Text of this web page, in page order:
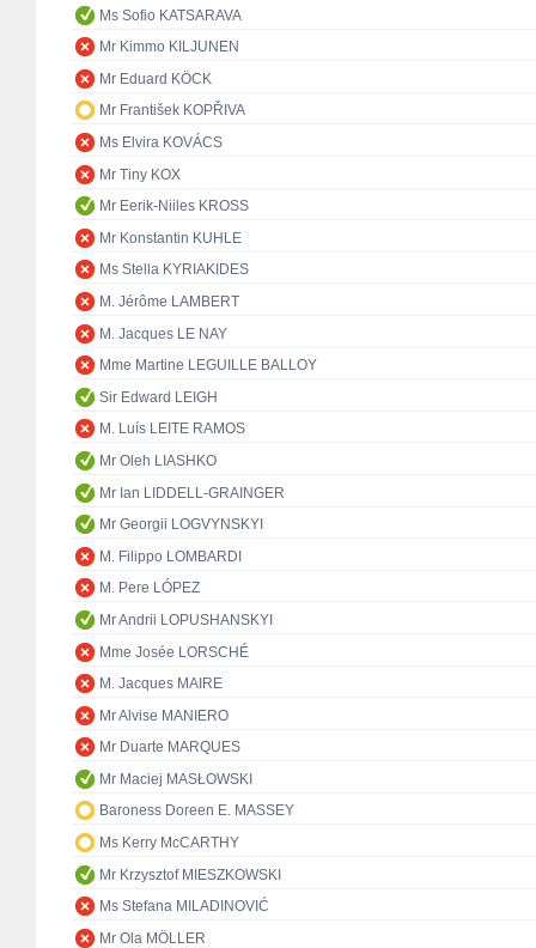
Ms Sofio KATSARAVA
Mr Kimmo KILJUNEN
Mr Eduard KÖCK
Mr František KOPŘIVA
Ms Elvira KOVÁCS
Mr Tiny KOX
Mr Eerik-Niiles KROSS
Mr Konstantin KUHLE
Ms Stella KYRIAKIDES
M. Jérôme LAMBERT
M. Jacques LE NAY
Mme Martine LEGUILLE BALLOY
Sir Edward LEIGH
M. Luís LEITE RAMOS
Mr Oleh LIASHKO
Mr Ian LIDDELL-GRAINGER
Mr Georgii LOGVYNSKYI
M. Filippo LOMBARDI
M. Pere LÓPEZ
Mr Andrii LOPUSHANSKYI
Mme Josée LORSCHÉ
M. Jacques MAIRE
Mr Alvise MANIERO
Mr Duarte MARQUES
Mr Maciej MASŁOWSKI
Baroness Doreen E. MASSEY
Ms Kerry McCARTHY
Mr Krzysztof MIESZKOWSKI
Ms Stefana MILADINOVIĆ
Mr Ola MÖLLER